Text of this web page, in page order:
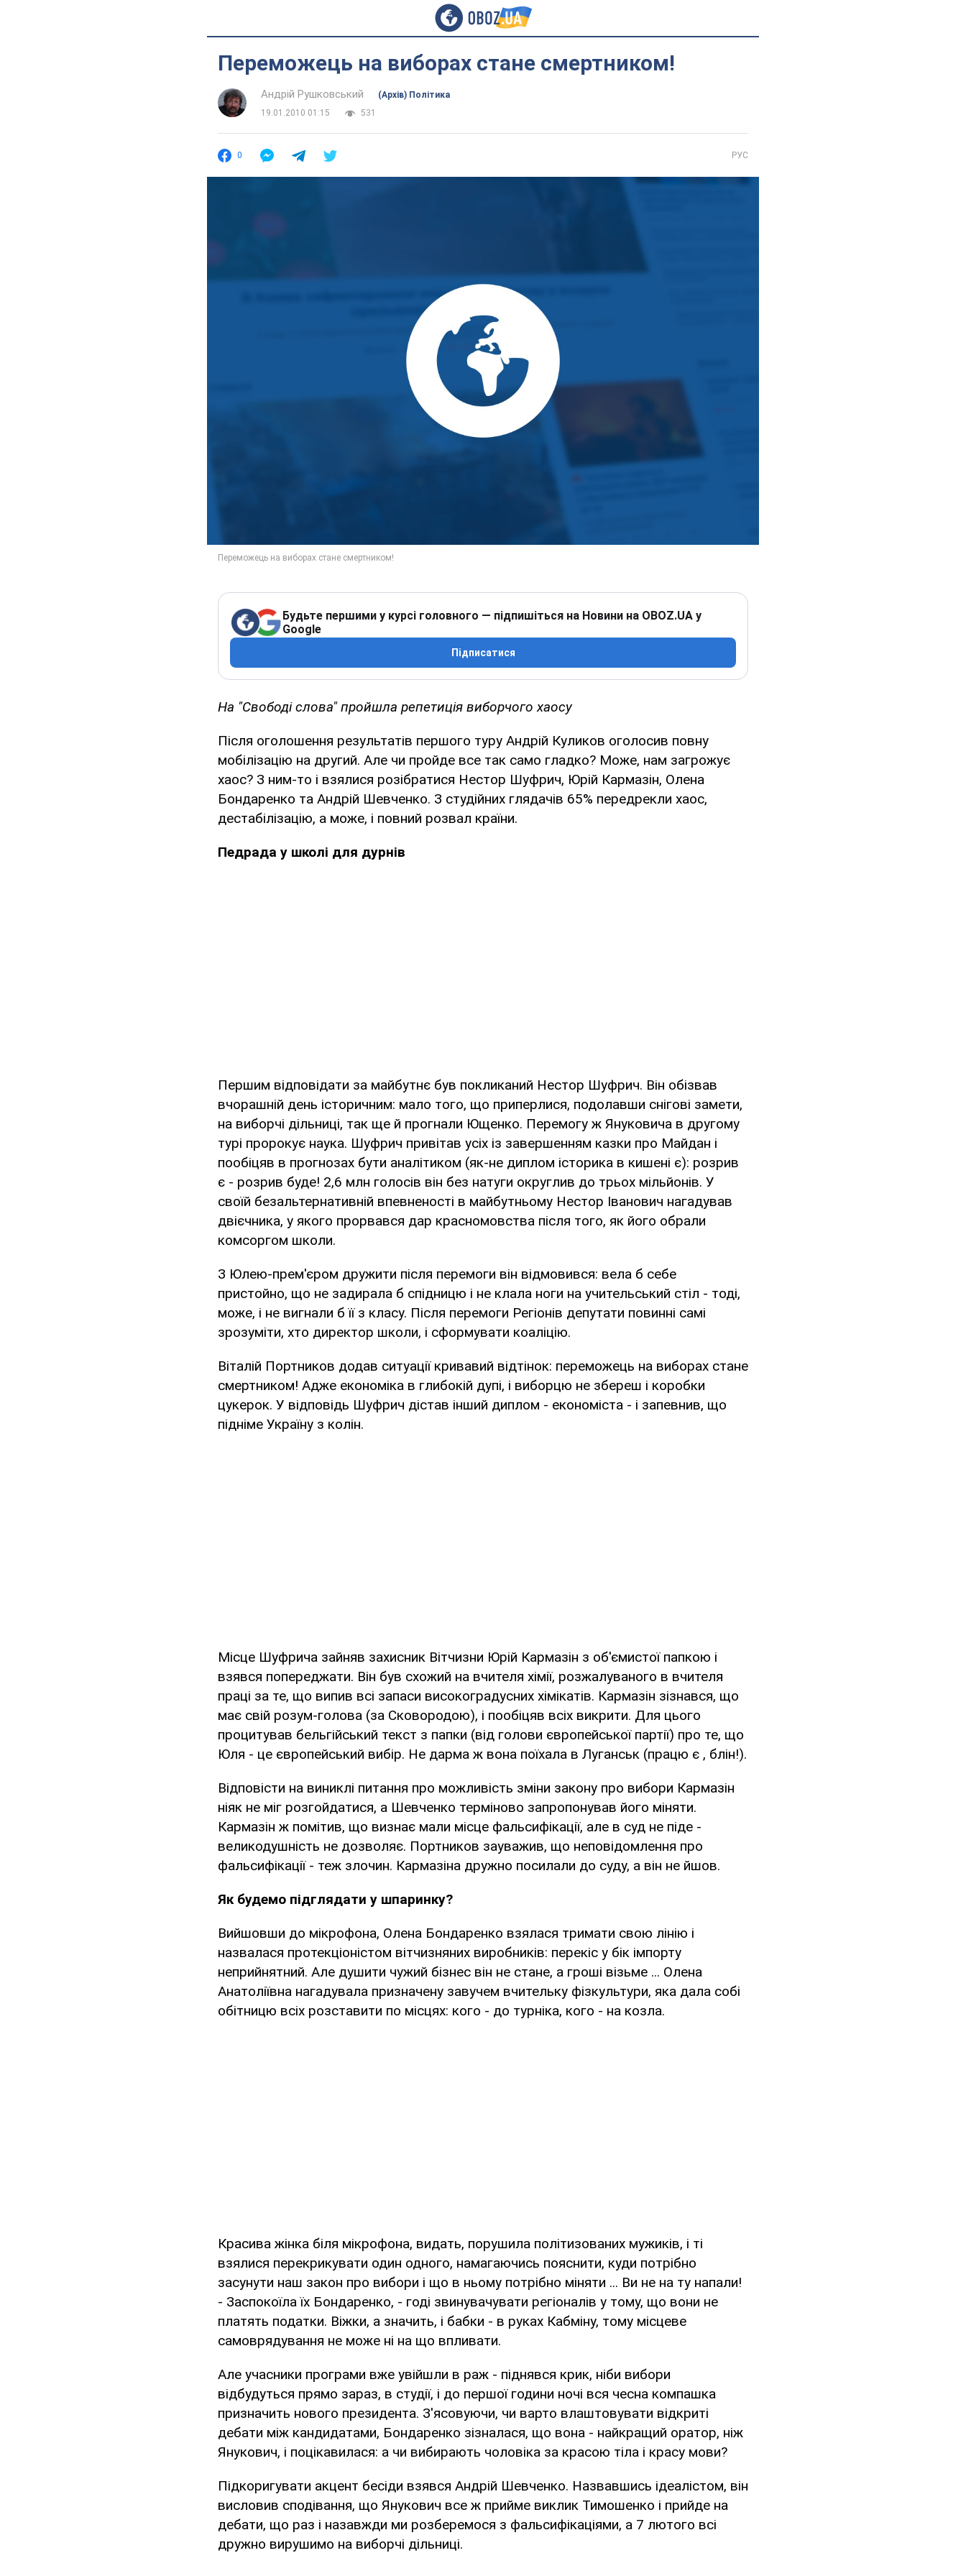
Переможець на виборах стане смертником!
Андрій Рушковський
(Архів) Політика
19.01.2010 01:15
531
0 РУС
Будьте першими у курсі головного — підпишіться на Новини на OBOZ.UA у
Google
Підписатися
На "Свободі слова" пройшла репетиція виборчого хаосу
Після оголошення результатів першого туру Андрій Куликов оголосив повну
мобілізацію на другий. Але чи пройде все так само гладко? Може, нам загрожує
хаос? З ним-то і взялися розібратися Нестор Шуфрич, Юрій Кармазін, Олена
Бондаренко та Андрій Шевченко. З студійних глядачів 65% передрекли хаос,
дестабілізацію, а може, і повний розвал країни.
Педрада у школі для дурнів
Першим відповідати за майбутнє був покликаний Нестор Шуфрич. Він обізвав
вчорашній день історичним: мало того, що приперлися, подолавши снігові замети,
на виборчі дільниці, так ще й прогнали Ющенко. Перемогу ж Януковича в другому
турі пророкує наука. Шуфрич привітав усіх із завершенням казки про Майдан і
пообіцяв в прогнозах бути аналітиком (як-не диплом історика в кишені є): розрив
є - розрив буде! 2,6 млн голосів він без натуги округлив до трьох мільйонів. У
своїй безальтернативній впевненості в майбутньому Нестор Іванович нагадував
двієчника, у якого прорвався дар красномовства після того, як його обрали
комсоргом школи.
З Юлею-прем'єром дружити після перемоги він відмовився: вела б себе
пристойно, що не задирала б спідницю і не клала ноги на учительський стіл - тоді,
може, і не вигнали б її з класу. Після перемоги Регіонів депутати повинні самі
зрозуміти, хто директор школи, і сформувати коаліцію.
Віталій Портников додав ситуації кривавий відтінок: переможець на виборах стане
смертником! Адже економіка в глибокій дупі, і виборцю не збереш і коробки
цукерок. У відповідь Шуфрич дістав інший диплом - економіста - і запевнив, що
підніме Україну з колін.
Місце Шуфрича зайняв захисник Вітчизни Юрій Кармазін з об'ємистої папкою і
взявся попереджати. Він був схожий на вчителя хімії, розжалуваного в вчителя
праці за те, що випив всі запаси високоградусних хімікатів. Кармазін зізнався, що
має свій розум-голова (за Сковородою), і пообіцяв всіх викрити. Для цього
процитував бельгійський текст з папки (від голови європейської партії) про те, що
Юля - це європейський вибір. Не дарма ж вона поїхала в Луганськ (працю є , блін!).
Відповісти на виниклі питання про можливість зміни закону про вибори Кармазін
ніяк не міг розгойдатися, а Шевченко терміново запропонував його міняти.
Кармазін ж помітив, що визнає мали місце фальсифікації, але в суд не піде -
великодушність не дозволяє. Портников зауважив, що неповідомлення про
фальсифікації - теж злочин. Кармазіна дружно посилали до суду, а він не йшов.
Як будемо підглядати у шпаринку?
Вийшовши до мікрофона, Олена Бондаренко взялася тримати свою лінію і
назвалася протекціоністом вітчизняних виробників: перекіс у бік імпорту
неприйнятний. Але душити чужий бізнес він не стане, а гроші візьме ... Олена
Анатоліївна нагадувала призначену завучем вчительку фізкультури, яка дала собі
обітницю всіх розставити по місцях: кого - до турніка, кого - на козла.
Красива жінка біля мікрофона, видать, порушила політизованих мужиків, і ті
взялися перекрикувати один одного, намагаючись пояснити, куди потрібно
засунути наш закон про вибори і що в ньому потрібно міняти ... Ви не на ту напали!
- Заспокоїла їх Бондаренко, - годі звинувачувати регіоналів у тому, що вони не
платять податки. Віжки, а значить, і бабки - в руках Кабміну, тому місцеве
самоврядування не може ні на що впливати.
Але учасники програми вже увійшли в раж - піднявся крик, ніби вибори
відбудуться прямо зараз, в студії, і до першої години ночі вся чесна компашка
призначить нового президента. З'ясовуючи, чи варто влаштовувати відкриті
дебати між кандидатами, Бондаренко зізналася, що вона - найкращий оратор, ніж
Янукович, і поцікавилася: а чи вибирають чоловіка за красою тіла і красу мови?
Підкоригувати акцент бесіди взявся Андрій Шевченко. Назвавшись ідеалістом, він
висловив сподівання, що Янукович все ж прийме виклик Тимошенко і прийде на
дебати, що раз і назавжди ми розберемося з фальсифікаціями, а 7 лютого всі
дружно вирушимо на виборчі дільниці.